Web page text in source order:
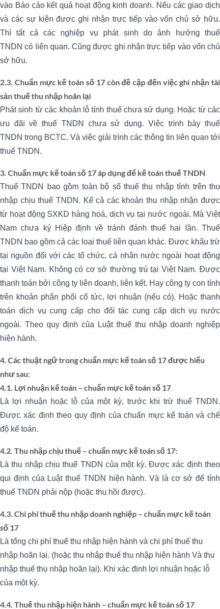
vào Báo cáo kết quả hoạt động kinh doanh. Nếu các giao dịch
và các sự kiện được ghi nhận trực tiếp vào vốn chủ sở hữu.
Thì tất cả các nghiệp vụ phát sinh do ảnh hưởng thuế
TNDN có liên quan. Cũng được ghi nhận trực tiếp vào vốn chủ
sở hữu.
2.3. Chuẩn mực kế toán số 17 còn đề cập đến việc ghi nhận tài
sản thuế thu nhập hoãn lại
Phát sinh từ các khoản lỗ tính thuế chưa sử dụng. Hoặc từ các
ưu đãi về thuế TNDN chưa sử dụng. Việc trình bày thuế
TNDN trong BCTC. Và việc giải trình các thông tin liên quan tới
thuế TNDN.
3. Chuẩn mực kế toán số 17 áp dụng để kế toán thuế TNDN
Thuế TNDN bao gồm toàn bộ số thuế thu nhập tính trên thu
nhập chịu thuế TNDN. Kể cả các khoản thu nhập nhận được
từ hoạt động SXKD hàng hoá, dịch vụ tại nước ngoài. Mà Việt
Nam chưa ký Hiệp định về tránh đánh thuế hai lần. Thuế
TNDN bao gồm cả các loại thuế liên quan khác. Được khấu trừ
tại nguồn đối với các tổ chức, cá nhân nước ngoài hoạt động
tại Việt Nam. Không có cơ sở thường trú tại Việt Nam. Được
thanh toán bởi công ty liên doanh, liên kết. Hay công ty con tính
trên khoản phân phối cổ tức, lợi nhuận (nếu có). Hoặc thanh
toán dịch vụ cung cấp cho đối tác cung cấp dịch vụ nước
ngoài. Theo quy định của Luật thuế thu nhập doanh nghiệp
hiện hành.
4. Các thuật ngữ trong chuẩn mực kế toán số 17 được hiểu
như sau:
4.1. Lợi nhuận kế toán – chuẩn mực kế toán số 17
Là lợi nhuận hoặc lỗ của một kỳ, trước khi trừ thuế TNDN.
Được xác định theo quy định của chuẩn mực kế toán và chế
độ kế toán.
4.2. Thu nhập chịu thuế – chuẩn mực kế toán số 17:
Là thu nhập chịu thuế TNDN của một kỳ. Được xác định theo
qui định của Luật thuế TNDN hiện hành. Và là cơ sở để tính
thuế TNDN phải nộp (hoặc thu hồi được).
4.3. Chi phí thuế thu nhập doanh nghiệp – chuẩn mực kế toán
số 17
Là tổng chi phí thuế thu nhập hiện hành và chi phí thuế thu
nhập hoãn lại. (hoặc thu nhập thuế thu nhập hiện hành Và thu
nhập thuế thu nhập hoãn lại). Khi xác định lợi nhuận hoặc lỗ
của một kỳ.
4.4. Thuế thu nhập hiện hành – chuẩn mực kế toán số 17